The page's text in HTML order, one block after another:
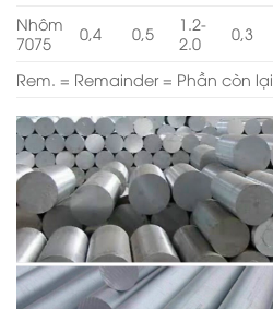
Nhôm
7075
0,4 0,5
1.2-
2.0
0,3
Rem. = Remainder = Phần còn lại